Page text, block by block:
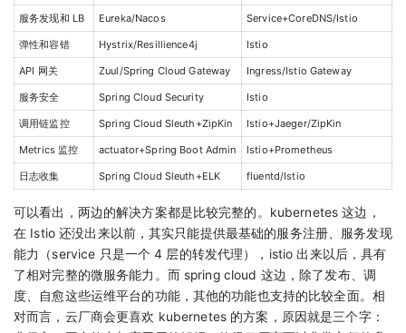
服务发现和 LB Eureka/Nacos Service+CoreDNS/Istio
弹性和容错 Hystrix/Resillience4j Istio
API 网关 Zuul/Spring Cloud Gateway Ingress/Istio Gateway
服务安全 Spring Cloud Security Istio
调用链监控 Spring Cloud Sleuth+ZipKin Istio+Jaeger/ZipKin
Metrics 监控 actuator+Spring Boot Admin Istio+Prometheus
日志收集 Spring Cloud Sleuth+ELK fluentd/Istio
可以看出，两边的解决方案都是比较完整的。kubernetes 这边，
在 Istio 还没出来以前，其实只能提供最基础的服务注册、服务发现
能力（service 只是一个 4 层的转发代理），istio 出来以后，具有
了相对完整的微服务能力。而 spring cloud 这边，除了发布、调
度、自愈这些运维平台的功能，其他的功能也支持的比较全面。相
对而言，云厂商会更喜欢 kubernetes 的方案，原因就是三个字：